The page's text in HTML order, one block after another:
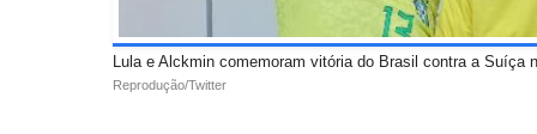
Lula e Alckmin comemoram vitória do Brasil contra a Suíça
Reprodução/Twitter